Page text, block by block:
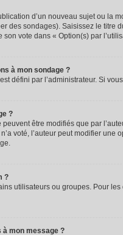
d’un nouveau sujet ou la
des sondages). Saisissez le
vote dans « Option(s) par
à mon sondage ?
défini par l’administrateur. Si
?
être modifiés que par
voté, l’auteur peut modifier
?
utilisateurs ou groupes. Pour
à mon message ?